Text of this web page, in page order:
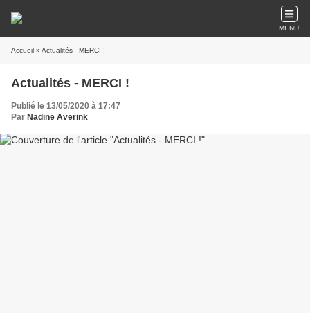
MENU
Accueil » Actualités - MERCI !
Actualités - MERCI !
Publié le 13/05/2020 à 17:47
Par Nadine Averink